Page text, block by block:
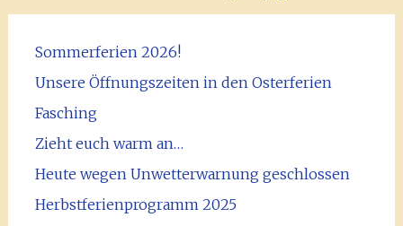
Sommerferien 2026!
Unsere Öffnungszeiten in den Osterferien
Fasching
Zieht euch warm an…
Heute wegen Unwetterwarnung geschlossen
Herbstferienprogramm 2025